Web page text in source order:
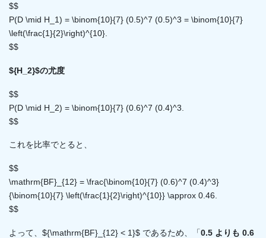
$$
P(D \mid H_1) = \binom{10}{7} (0.5)^7 (0.5)^3 = \binom{10}{7}
\left(\frac{1}{2}\right)^{10}.
$$
${H_2}$の尤度
$$
P(D \mid H_2) = \binom{10}{7} (0.6)^7 (0.4)^3.
$$
これを比率でとると、
$$
\mathrm{BF}_{12} = \frac{\binom{10}{7} (0.6)^7 (0.4)^3}
{\binom{10}{7} \left(\frac{1}{2}\right)^{10}} \approx 0.46.
$$
よって、${\mathrm{BF}_{12} < 1}$ であるため、「0.5 よりも 0.6